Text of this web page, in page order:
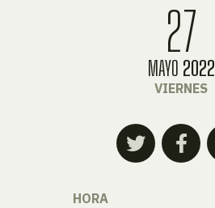
27
MAYO 2022
VIERNES
HORA